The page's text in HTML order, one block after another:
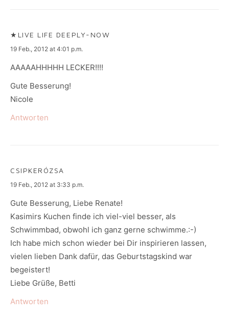
★LIVE LIFE DEEPLY-NOW
says:
19 Feb., 2012 at 4:01 p.m.
AAAAAHHHHH LECKER!!!!
Gute Besserung!
Nicole
Antworten
CSIPKERÓZSA
says:
19 Feb., 2012 at 3:33 p.m.
Gute Besserung, Liebe Renate!
Kasimirs Kuchen finde ich viel-viel besser, als
Schwimmbad, obwohl ich ganz gerne schwimme.:-)
Ich habe mich schon wieder bei Dir inspirieren lassen,
vielen lieben Dank dafür, das Geburtstagskind war
begeistert!
Liebe Grüße, Betti
Antworten